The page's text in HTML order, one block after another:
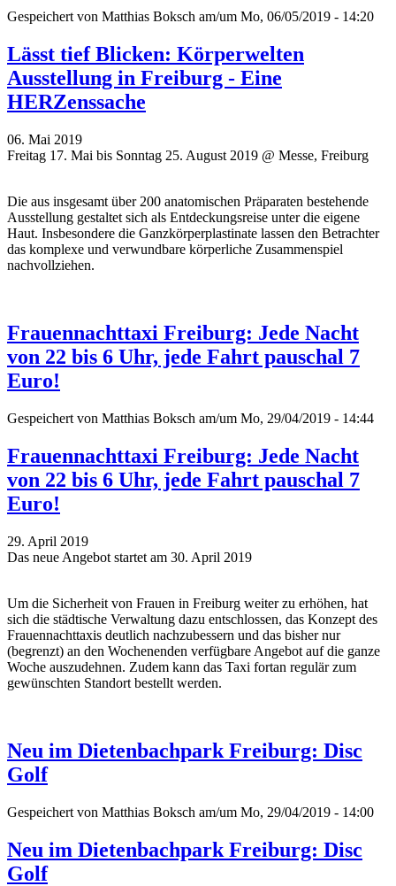
Gespeichert von Matthias Boksch am/um Mo, 06/05/2019 - 14:20
Lässt tief Blicken: Körperwelten
Ausstellung in Freiburg - Eine
HERZenssache
06. Mai 2019
Freitag 17. Mai bis Sonntag 25. August 2019 @ Messe, Freiburg
Die aus insgesamt über 200 anatomischen Präparaten bestehende
Ausstellung gestaltet sich als Entdeckungsreise unter die eigene
Haut. Insbesondere die Ganzkörperplastinate lassen den Betrachter
das komplexe und verwundbare körperliche Zusammenspiel
nachvollziehen.
Frauennachttaxi Freiburg: Jede Nacht
von 22 bis 6 Uhr, jede Fahrt pauschal 7
Euro!
Gespeichert von Matthias Boksch am/um Mo, 29/04/2019 - 14:44
Frauennachttaxi Freiburg: Jede Nacht
von 22 bis 6 Uhr, jede Fahrt pauschal 7
Euro!
29. April 2019
Das neue Angebot startet am 30. April 2019
Um die Sicherheit von Frauen in Freiburg weiter zu erhöhen, hat
sich die städtische Verwaltung dazu entschlossen, das Konzept des
Frauennachttaxis deutlich nachzubessern und das bisher nur
(begrenzt) an den Wochenenden verfügbare Angebot auf die ganze
Woche auszudehnen. Zudem kann das Taxi fortan regulär zum
gewünschten Standort bestellt werden.
Neu im Dietenbachpark Freiburg: Disc
Golf
Gespeichert von Matthias Boksch am/um Mo, 29/04/2019 - 14:00
Neu im Dietenbachpark Freiburg: Disc
Golf